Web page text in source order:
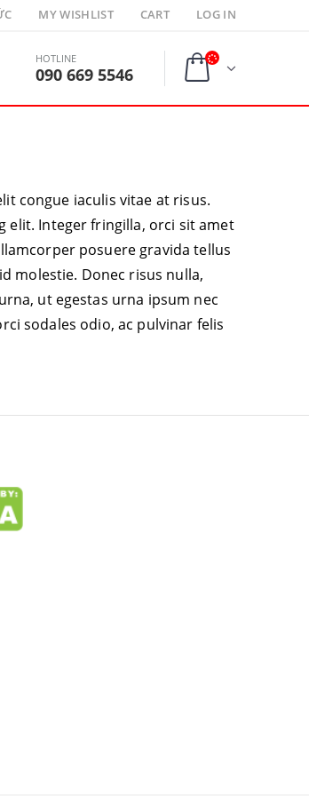
MY WISHLIST CART LOG IN
HOTLINE
090 669 5546
congue iaculis vitae at risus.
elit. Integer fringilla, orci sit amet
posuere gravida tellus
molestie. Donec risus nulla,
ut egestas urna ipsum nec
sodales odio, ac pulvinar felis